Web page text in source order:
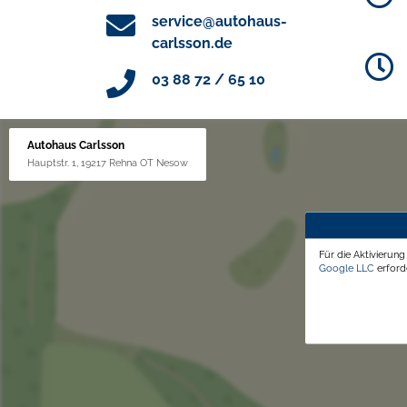
service@autohaus-
carlsson.de
03 88 72 / 65 10
Autohaus Carlsson
Hauptstr. 1, 19217 Rehna OT Nesow
Für die
Google LLC